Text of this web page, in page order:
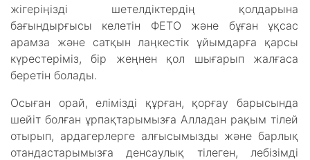
жігеріңізді шетелдіктердің қолдарына
бағындырғысы келетін ФЕТО және бұған ұқсас
арамза және сатқын лаңкестік ұйымдарға қарсы
күрестеріміз, бір жеңнен қол шығарып жалғаса
беретін болады.
Осыған орай, елімізді құрған, қорғау барысында
шейіт болған ұрпақтарымызға Алладан рақым тілей
отырып, ардагерлерге алғысымызды және барлық
отандастарымызға денсаулық тілеген, лебізімді